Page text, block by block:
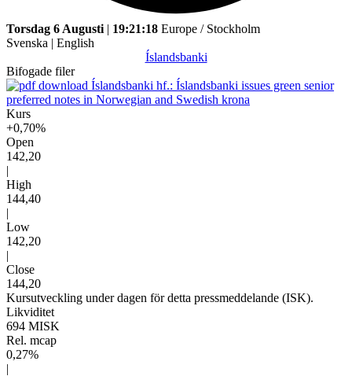
Torsdag 6 Augusti | 19:21:18 Europe / Stockholm
Svenska | English
Íslandsbanki
Bifogade filer
Íslandsbanki hf.: Íslandsbanki issues green senior
preferred notes in Norwegian and Swedish krona
Kurs
+0,70%
Open
142,20
|
High
144,40
|
Low
142,20
|
Close
144,20
Kursutveckling under dagen för detta pressmeddelande (ISK).
Likviditet
694 MISK
Rel. mcap
0,27%
|